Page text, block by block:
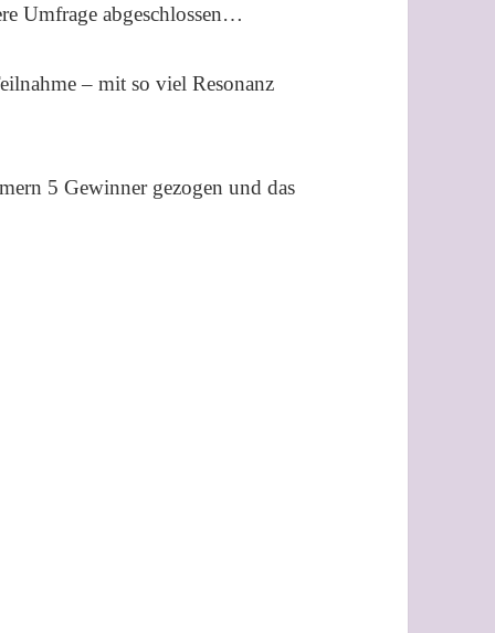
Umfrage abgeschlossen…
– mit so viel Resonanz
5 Gewinner gezogen und das